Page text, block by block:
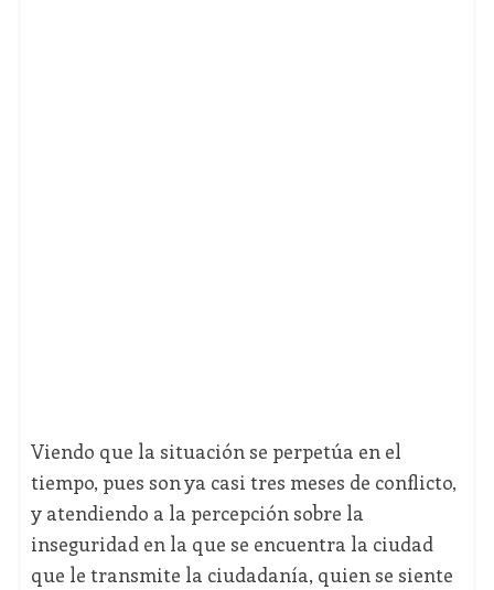
Viendo que la situación se perpetúa en el
tiempo, pues son ya casi tres meses de conflicto,
y atendiendo a la percepción sobre la
inseguridad en la que se encuentra la ciudad
que le transmite la ciudadanía, quien se siente